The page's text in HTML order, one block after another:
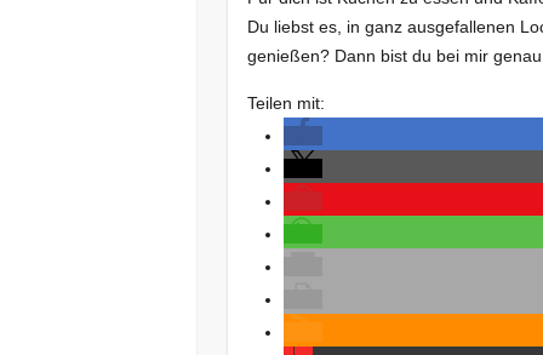
Du liebst es, in ganz ausgefallenen
genießen? Dann bist du bei mir
Teilen mit: